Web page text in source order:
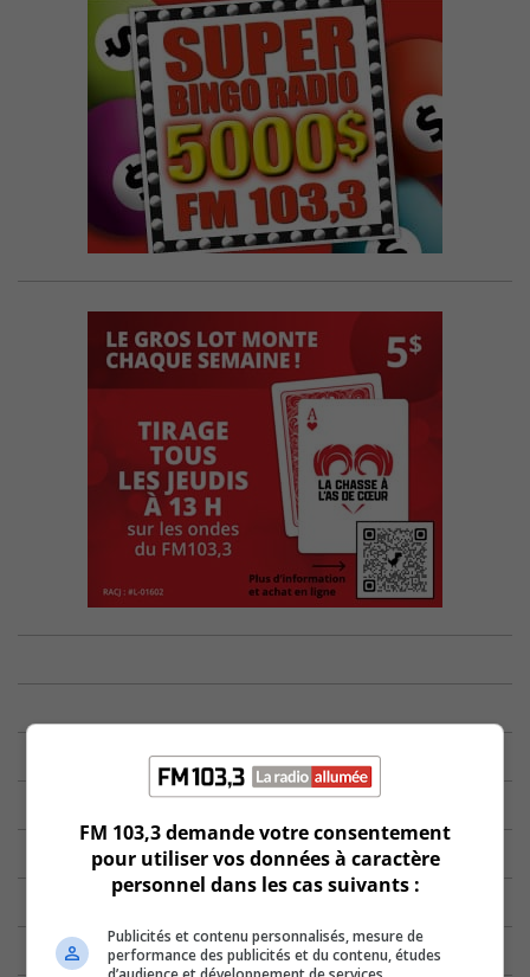
FM 103,3 demande votre consentement
pour utiliser vos données à caractère
personnel dans les cas suivants :
Publicités et contenu personnalisés, mesure de
performance des publicités et du contenu, études